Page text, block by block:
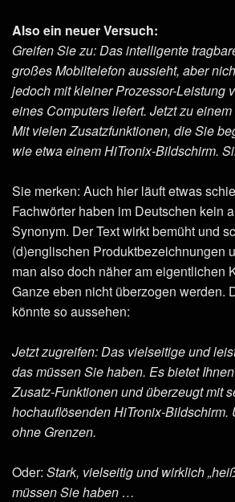
Also ein neuer Versuch:
Greifen Sie zu: Das intelligente
großes Mobiltelefon aussieht, aber
jedoch mit kleiner Prozessor-Leistung
eines Computers liefert. Jetzt zu
Mit vielen Zusatzfunktionen, die Sie
wie etwa einem HiTronix-Bildschirm.
Sie merken: Auch hier läuft etwas
Fachwörter haben im Deutschen kein
Synonym. Der Text wirkt bemüht und
(d)englischen Produktbezeichnungen
man also doch näher am eigentlichen
Ganze eben nicht überzogen werden.
könnte so aussehen:
Jetzt zugreifen: Das vielseitige und
das müssen Sie haben. Es bietet
Zusatz-Funktionen und überzeugt mit
hochauflösenden HiTronix-Bildschirm.
ohne Grenzen.
Oder: Stark, vielseitig und wirklich
müssen Sie haben …